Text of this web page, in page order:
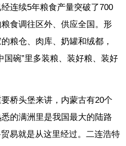
连续5年粮食产量突破了700
食调往区外、供应全国。形
粮仓、肉库、奶罐和绒都，
国碗”里多装粮、装好粮、装好
桥头堡来讲，内蒙古有20个
的满洲里是我国最大的陆路
易就是从这里经过。二连浩特